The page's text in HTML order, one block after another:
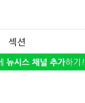
섹션